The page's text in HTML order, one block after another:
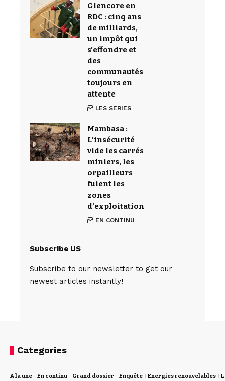
Glencore en
RDC : cinq ans
de milliards,
un impôt qui
s’effondre et
des
communautés
toujours en
attente
LES SERIES
Mambasa :
L’insécurité
vide les carrés
miniers, les
orpailleurs
fuient les
zones
d’exploitation
EN CONTINU
Subscribe US
Subscribe to our newsletter to get our
newest articles instantly!
Categories
A la une En continu Grand dossier Enquête Energies renouvelables